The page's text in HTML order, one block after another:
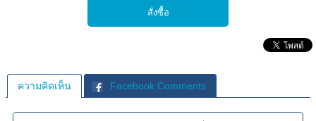
ความคิดเห็น Facebook Comments